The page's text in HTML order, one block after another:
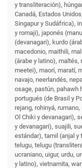
y transliteración),
Canadá, Estados
Singapur y Sudáfrica),
y romaji), japonés
(devanagari), kurdo
macedonio, maithili,
(árabe y latino), maltés,
meetei), maorí, maratí,
navajo, neerlandés,
osage, pastún, pahawh
portugués (de Brasil y
rejang, rohinyá,
Ol Chiki y devanagari),
y devanagari), suajili,
estándar), tamil (anjal y
telugu, telugu
ucraniano, uigur, urdu,
y latino), vietnamita,